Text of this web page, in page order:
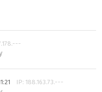
IP: 188.163.73.---